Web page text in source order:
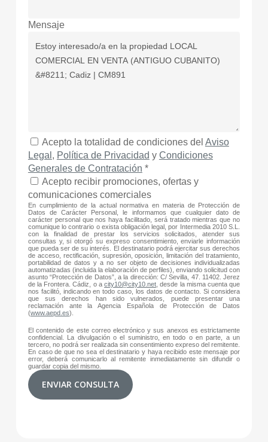
Mensaje
Acepto la totalidad de condiciones del Aviso
Legal , Política de Privacidad y Condiciones
Generales de Contratación *
Acepto recibir promociones, ofertas y
comunicaciones comerciales
En cumplimiento de la actual normativa en materia de Protección de
Datos de Carácter Personal, le informamos que cualquier dato de
carácter personal que nos haya facilitado, será tratado mientras que no
comunique lo contrario o exista obligación legal, por Intermedia 2010 S.L.
con la finalidad de prestar los servicios solicitados, atender sus
consultas y, si otorgó su expreso consentimiento, enviarle información
que pueda ser de su interés. El destinatario podrá ejercitar sus derechos
de acceso, rectificación, supresión, oposición, limitación del tratamiento,
portabilidad de datos y a no ser objeto de decisiones individualizadas
automatizadas (incluida la elaboración de perfiles), enviando solicitud con
asunto “Protección de Datos”, a la dirección: C/ Sevilla, 47. 11402. Jerez
de la Frontera. Cádiz, o acity10@city10.net , desde la misma cuenta que
nos facilitó, indicando en todo caso, los datos de contacto. Si considera
que sus derechos han sido vulnerados, puede presentar una
reclamación ante la Agencia Española de Protección de Datos
(www.aepd.es).
El contenido de este correo electrónico y sus anexos es estrictamente
confidencial. La divulgación o el suministro, en todo o en parte, a un
tercero, no podrá ser realizada sin consentimiento expreso del remitente.
En caso de que no sea el destinatario y haya recibido este mensaje por
error, deberá comunicarlo al remitente inmediatamente sin difundir o
guardar copia del mismo.
ENVIAR CONSULTA